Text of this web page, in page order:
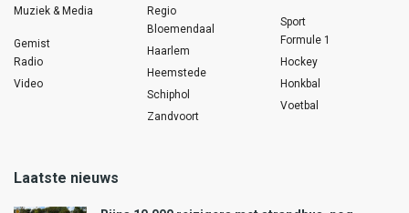
Muziek & Media
Gemist
Radio
Video
Regio
Bloemendaal
Haarlem
Heemstede
Schiphol
Zandvoort
Sport
Formule 1
Hockey
Honkbal
Voetbal
Laatste nieuws